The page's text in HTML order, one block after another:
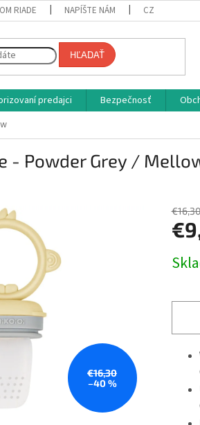
RIADE NAPÍŠTE NÁM CZ
HĽADAŤ
predajci Bezpečnosť
- Powder Grey /
€16,30
–40 %
€16,30
cena: